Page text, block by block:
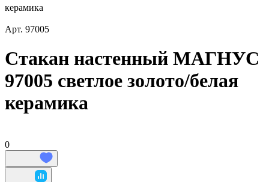
керамика
Арт. 97005
Стакан настенный МАГНУС
97005 светлое золото/белая
керамика
0